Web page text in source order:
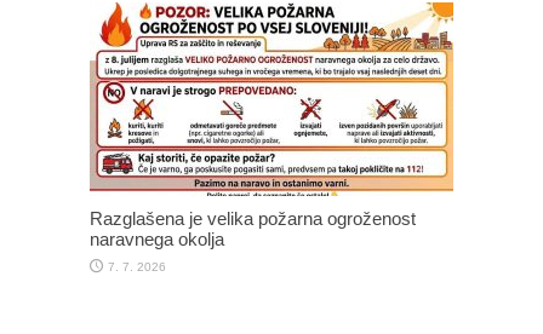
Razglašena je velika požarna ogroženost
naravnega okolja
7. 7. 2026